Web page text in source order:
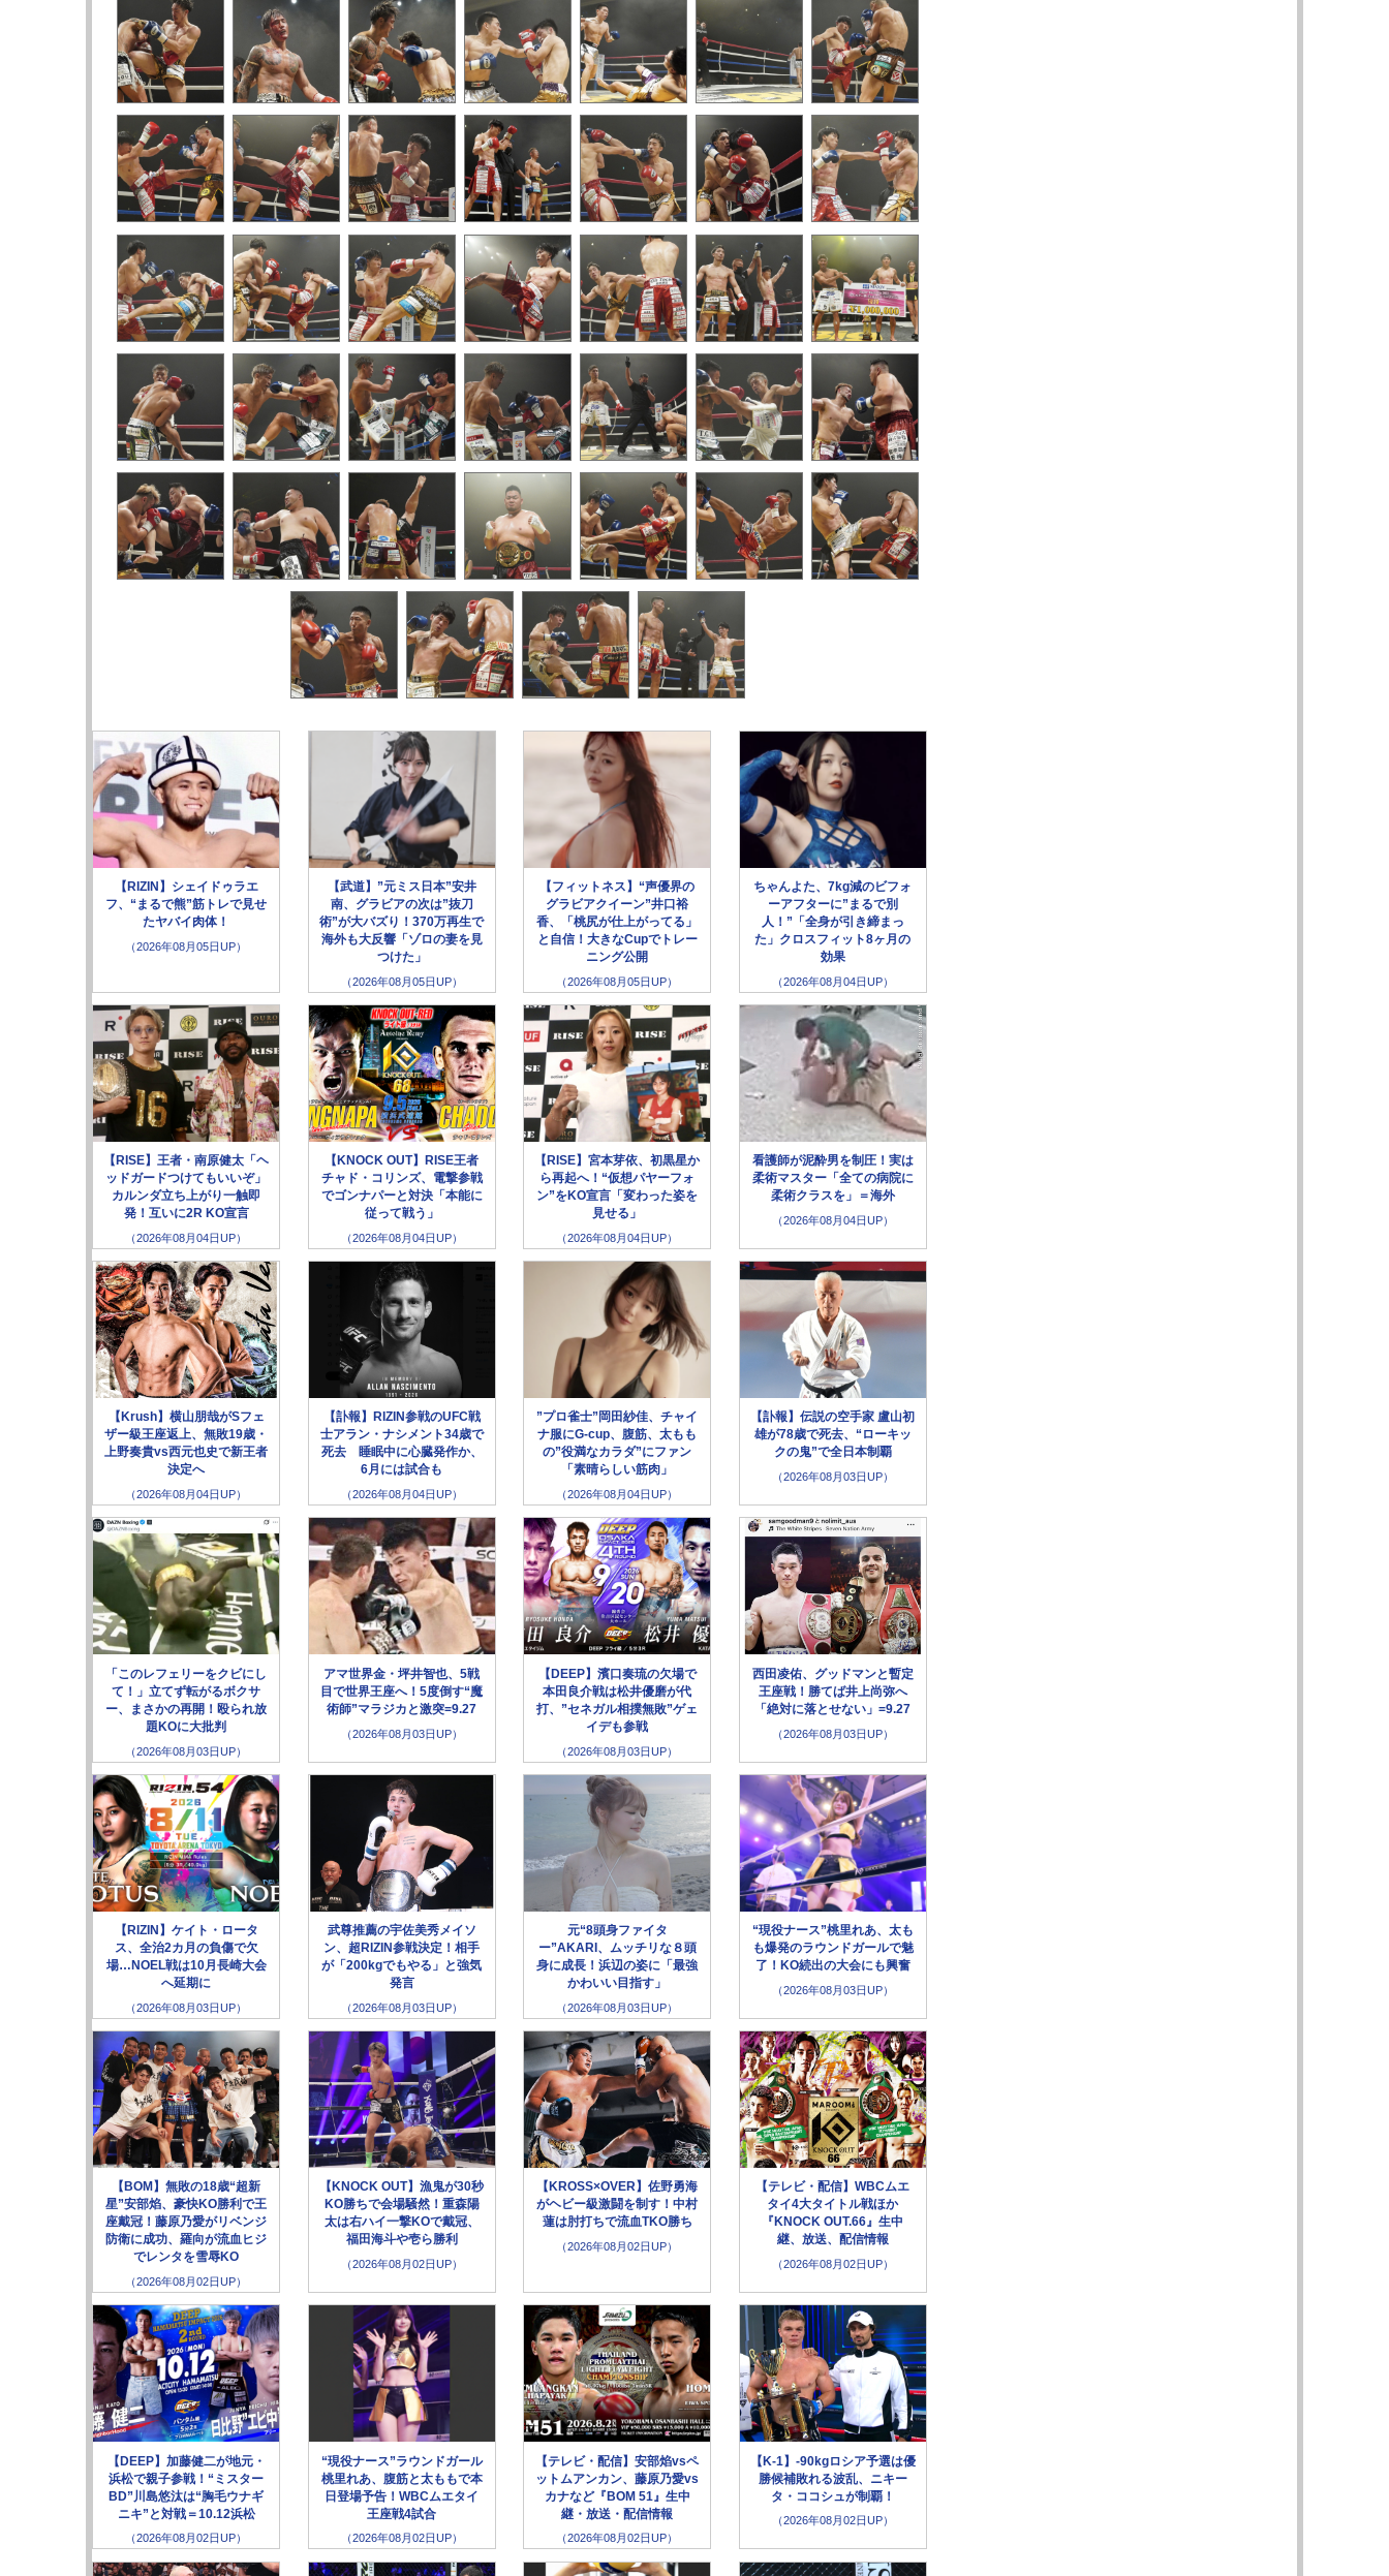
【RIZIN】シェイドゥラエ
フ、“まるで熊”筋トレで見せ
たヤバイ肉体！
（2026年08月05日UP）
【武道】”元ミス日本”安井
南、グラビアの次は”抜刀
術”が大バズり！370万再生で
海外も大反響「ゾロの妻を見
つけた」
（2026年08月05日UP）
【フィットネス】“声優界の
グラビアクイーン”井口裕
香、「桃尻が仕上がってる」
と自信！大きなCupでトレー
ニング公開
（2026年08月05日UP）
ちゃんよた、7kg減のビフォ
ーアフターに”まるで別
人！”「全身が引き締まっ
た」クロスフィット8ヶ月の
効果
（2026年08月04日UP）
【RISE】王者・南原健太「ヘ
ッドガードつけてもいいぞ」
カルンダ立ち上がり一触即
発！互いに2R KO宣言
（2026年08月04日UP）
【KNOCK OUT】RISE王者
チャド・コリンズ、電撃参戦
でゴンナパーと対決「本能に
従って戦う」
（2026年08月04日UP）
【RISE】宮本芽依、初黒星か
ら再起へ！“仮想パヤーフォ
ン”をKO宣言「変わった姿を
見せる」
（2026年08月04日UP）
看護師が泥酔男を制圧！実は
柔術マスター「全ての病院に
柔術クラスを」＝海外
（2026年08月04日UP）
【Krush】横山朋哉がSフェ
ザー級王座返上、無敗19歳・
上野奏貴vs西元也史で新王者
決定へ
（2026年08月04日UP）
【訃報】RIZIN参戦のUFC戦
士アラン・ナシメント34歳で
死去 睡眠中に心臓発作か、
6月には試合も
（2026年08月04日UP）
”プロ雀士”岡田紗佳、チャイ
ナ服にG-cup、腹筋、太もも
の”役満なカラダ”にファン
「素晴らしい筋肉」
（2026年08月04日UP）
【訃報】伝説の空手家 盧山初
雄が78歳で死去、“ローキッ
クの鬼”で全日本制覇
（2026年08月03日UP）
「このレフェリーをクビにし
て！」立てず転がるボクサ
ー、まさかの再開！殴られ放
題KOに大批判
（2026年08月03日UP）
アマ世界金・坪井智也、5戦
目で世界王座へ！5度倒す“魔
術師”マラジカと激突=9.27
（2026年08月03日UP）
【DEEP】濱口奏琉の欠場で
本田良介戦は松井優磨が代
打、”セネガル相撲無敗”ゲェ
イデも参戦
（2026年08月03日UP）
西田凌佑、グッドマンと暫定
王座戦！勝てば井上尚弥へ
「絶対に落とせない」=9.27
（2026年08月03日UP）
【RIZIN】ケイト・ロータ
ス、全治2カ月の負傷で欠
場…NOEL戦は10月長崎大会
へ延期に
（2026年08月03日UP）
武尊推薦の宇佐美秀メイソ
ン、超RIZIN参戦決定！相手
が「200kgでもやる」と強気
発言
（2026年08月03日UP）
元“8頭身ファイタ
ー”AKARI、ムッチリな８頭
身に成長！浜辺の姿に「最強
かわいい目指す」
（2026年08月03日UP）
“現役ナース”桃里れあ、太も
も爆発のラウンドガールで魅
了！KO続出の大会にも興奮
（2026年08月03日UP）
【BOM】無敗の18歳“超新
星”安部焰、豪快KO勝利で王
座戴冠！藤原乃愛がリベンジ
防衛に成功、羅向が流血ヒジ
でレンタを雪辱KO
（2026年08月02日UP）
【KNOCK OUT】漁鬼が30秒
KO勝ちで会場騒然！重森陽
太は右ハイ一撃KOで戴冠、
福田海斗や壱ら勝利
（2026年08月02日UP）
【KROSS×OVER】佐野勇海
がヘビー級激闘を制す！中村
蓮は肘打ちで流血TKO勝ち
（2026年08月02日UP）
【テレビ・配信】WBCムエ
タイ4大タイトル戦ほか
『KNOCK OUT.66』生中
継、放送、配信情報
（2026年08月02日UP）
【DEEP】加藤健二が地元・
浜松で親子参戦！“ミスター
BD”川島悠汰は“胸毛ウナギ
ニキ”と対戦＝10.12浜松
（2026年08月02日UP）
“現役ナース”ラウンドガール
桃里れあ、腹筋と太ももで本
日登場予告！WBCムエタイ
王座戦4試合
（2026年08月02日UP）
【テレビ・配信】安部焰vsペ
ットムアンカン、藤原乃愛vs
カナなど『BOM 51』生中
継・放送・配信情報
（2026年08月02日UP）
【K-1】-90kgロシア予選は優
勝候補敗れる波乱、ニキー
タ・ココシュが制覇！
（2026年08月02日UP）